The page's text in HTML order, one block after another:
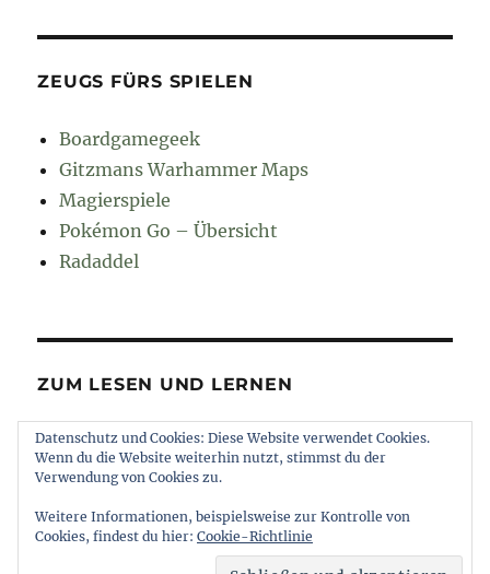
ZEUGS FÜRS SPIELEN
Boardgamegeek
Gitzmans Warhammer Maps
Magierspiele
Pokémon Go – Übersicht
Radaddel
ZUM LESEN UND LERNEN
Euroncap
Tong
Impressum und Datenschutz
Stolz
Datenschutz und Cookies: Diese Website verwendet Cookies.
Wenn du die Website weiterhin nutzt, stimmst du der
Verwendung von Cookies zu.
Weitere Informationen, beispielsweise zur Kontrolle von
Cookies, findest du hier: Cookie-Richtlinie